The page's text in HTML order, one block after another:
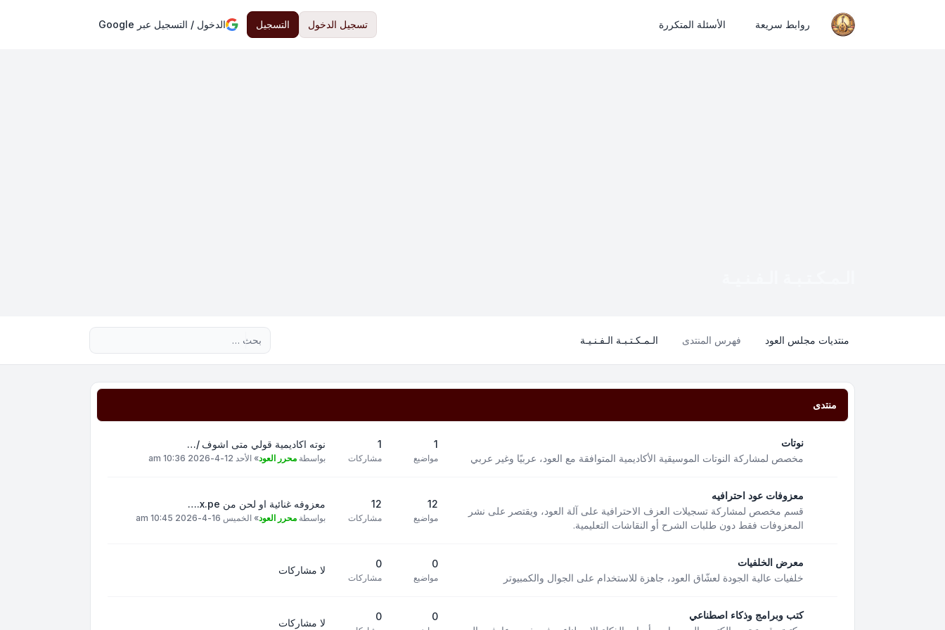
روابط سريعة الأسئلة المتكررة تسجيل الدخول التسجيل الدخول / التسجيل عبر Google
منتديات مجلس العود فهرس المنتدى الـمـكـتـبـة الـفـنـيـة
منتدى
نوتات
مخصص لمشاركة النوتات الموسيقية الأكاديمية المتوافقة مع العود، عربيًا وغير عربي
1
مواضيع
1
مشاركات
نوته اكاديمية قولي متى اشوف /…
بواسطة محرر العود» الأحد 12-4-2026 10:36 am
معزوفات عود احترافيه
قسم مخصص لمشاركة تسجيلات العزف الاحترافية على آلة العود، ويقتصر على نشر
المعزوفات فقط دون طلبات الشرح أو النقاشات التعليمية.
12
مواضيع
12
مشاركات
معزوفه غنائية او لحن من x.pe.…
بواسطة محرر العود» الخميس 16-4-2026 10:45 am
معرض الخلفيات
خلفيات عالية الجودة لعشّاق العود، جاهزة للاستخدام على الجوال والكمبيوتر
0
مواضيع
0
مشاركات
لا مشاركات
كتب وبرامج وذكاء اصطناعي
0
0
لا مشاركات